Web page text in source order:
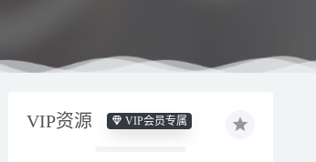
VIP资源 VIP会员专属